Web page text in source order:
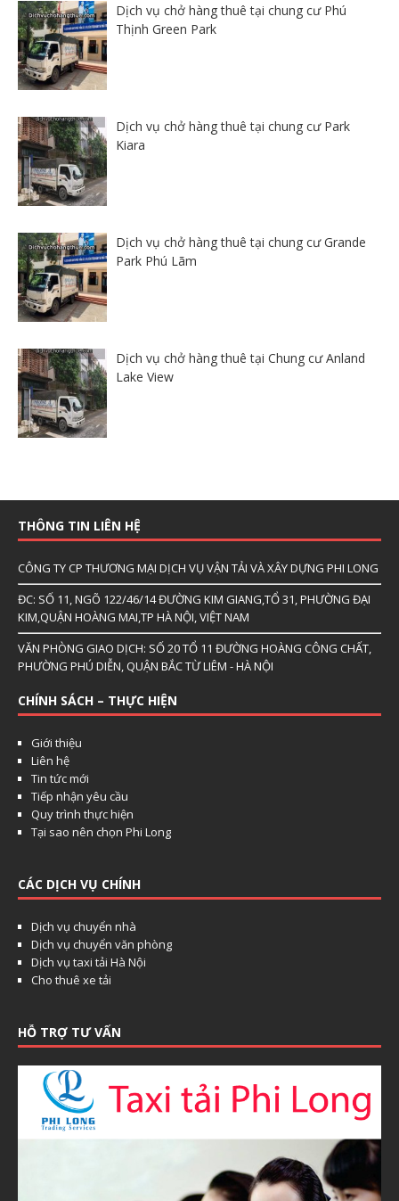
Dịch vụ chở hàng thuê tại chung cư Phú
Thịnh Green Park
Dịch vụ chở hàng thuê tại chung cư Park
Kiara
Dịch vụ chở hàng thuê tại chung cư Grande
Park Phú Lãm
Dịch vụ chở hàng thuê tại Chung cư Anland
Lake View
THÔNG TIN LIÊN HỆ
CÔNG TY CP THƯƠNG MẠI DỊCH VỤ VẬN TẢI VÀ XÂY DỰNG PHI LONG
ĐC: SỐ 11, NGÕ 122/46/14 ĐƯỜNG KIM GIANG,TỔ 31, PHƯỜNG ĐẠI
KIM,QUẬN HOÀNG MAI,TP HÀ NỘI, VIỆT NAM
VĂN PHÒNG GIAO DỊCH: SỐ 20 TỔ 11 ĐƯỜNG HOÀNG CÔNG CHẤT,
PHƯỜNG PHÚ DIỄN, QUẬN BẮC TỪ LIÊM - HÀ NỘI
CHÍNH SÁCH – THỰC HIỆN
Giới thiệu
Liên hệ
Tin tức mới
Tiếp nhận yêu cầu
Quy trình thực hiện
Tại sao nên chọn Phi Long
CÁC DỊCH VỤ CHÍNH
Dịch vụ chuyển nhà
Dịch vụ chuyển văn phòng
Dịch vụ taxi tải Hà Nội
Cho thuê xe tải
HỖ TRỢ TƯ VẤN